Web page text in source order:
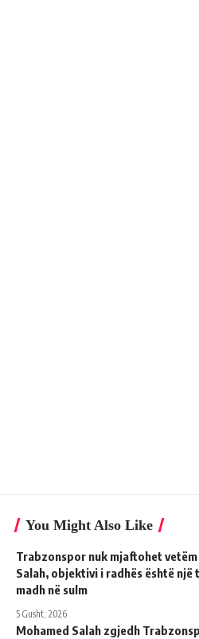
You Might Also Like
Trabzonspor nuk mjaftohet vetëm
Salah, objektivi i radhës është një
madh në sulm
5 Gusht, 2026
Mohamed Salah zgjedh